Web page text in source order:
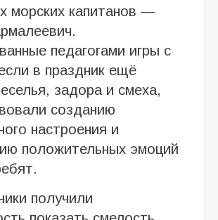
морских капитанов —
педагогами игры с
в праздник ещё
задора и смеха,
созданию
настроения и
положительных эмоций
получили